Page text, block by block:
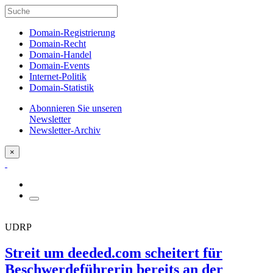
Domain-Registrierung
Domain-Recht
Domain-Handel
Domain-Events
Internet-Politik
Domain-Statistik
Abonnieren Sie unseren
Newsletter
Newsletter-Archiv
×
UDRP
Streit um deeded.com scheitert für
Beschwerdeführerin bereits an der